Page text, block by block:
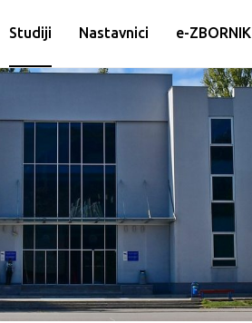
Studiji Nastavnici e-ZBORNIK